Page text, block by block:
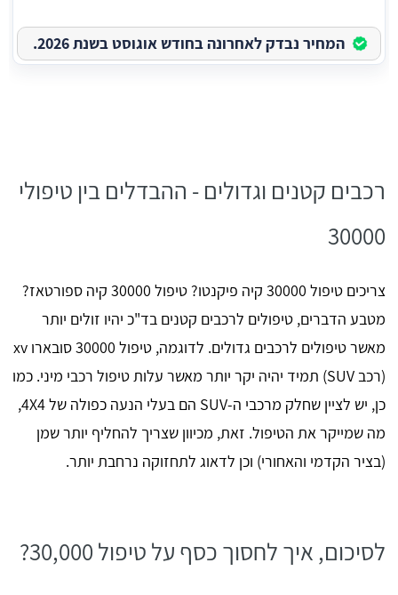
המחיר נבדק לאחרונה בחודש אוגוסט בשנת 2026.
רכבים קטנים וגדולים - ההבדלים בין טיפולי
30000
צריכים טיפול 30000 קיה פיקנטו? טיפול 30000 קיה ספורטאז?
מטבע הדברים, טיפולים לרכבים קטנים בד"כ יהיו זולים יותר
מאשר טיפולים לרכבים גדולים. לדוגמה, טיפול 30000 סובארו xv
(רכב SUV) תמיד יהיה יקר יותר מאשר עלות טיפול רכבי מיני. כמו
כן, יש לציין שחלק מרכבי ה-SUV הם בעלי הנעה כפולה של 4X4,
מה שמייקר את הטיפול. זאת, מכיוון שצריך להחליף יותר שמן
(בציר הקדמי והאחורי) וכן לדאוג לתחזוקה נרחבת יותר.
לסיכום, איך לחסוך כסף על טיפול 30,000?